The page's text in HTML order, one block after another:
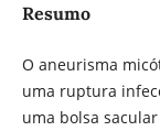
Resumo
O aneurisma
uma ruptura
uma bolsa